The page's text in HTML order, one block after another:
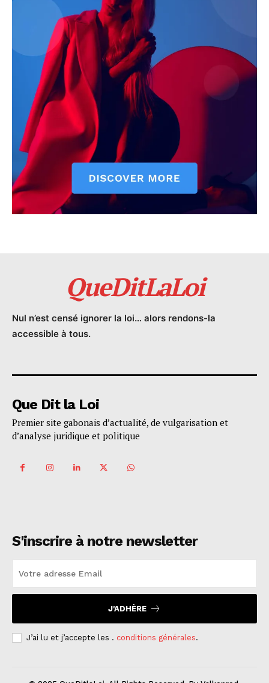
QueDitLaLoi
Nul n’est censé ignorer la loi… alors rendons-la
accessible à tous.
Que Dit la Loi
Premier site gabonais d’actualité, de vulgarisation et
d’analyse juridique et politique
S'inscrire à notre newsletter
J'ADHÈRE
J’ai lu et j’accepte les . conditions générales.